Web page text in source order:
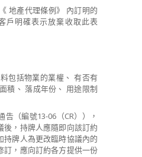
地產代理條例》 內訂明的
戶明確表示放棄收取此表
包括物業的業權、 有否有
積、 落成年份、 用途限制
（編號13-06（CR）），
後，持牌人應隨即向該訂約
持牌人為更改臨時協議內的
訂，應向訂約各方提供一份